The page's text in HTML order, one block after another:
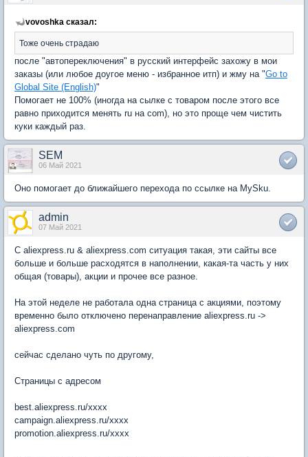
vovoshka сказал:
Тоже очень страдаю
после "автопереключения" в русский интерфейс захожу в мои
заказы (или любое доугое меню - избранное итп) и жму на "Go to
Global Site (English)"
Помогает не 100% (иногда на сылке с товаром после этого все
равно приходится менять ru на com), но это проще чем чистить
куки каждый раз.
SEM
06 Май 2021
Оно помогает до ближайшего перехода по ссылке на MySku.
admin
07 Май 2021
C aliexpress.ru & aliexpress.com ситуация такая, эти сайты все
больше и больше расходятся в наполнении, какая-та часть у них
общая (товары), акции и прочее все разное.
На этой неделе не работала одна страница с акциями, поэтому
временно было отключено перенаправление aliexpress.ru ->
aliexpress.com
сейчас сделано чуть по другому,
Страницы с адресом
best.aliexpress.ru/xxxx
campaign.aliexpress.ru/xxxx
promotion.aliexpress.ru/xxxx